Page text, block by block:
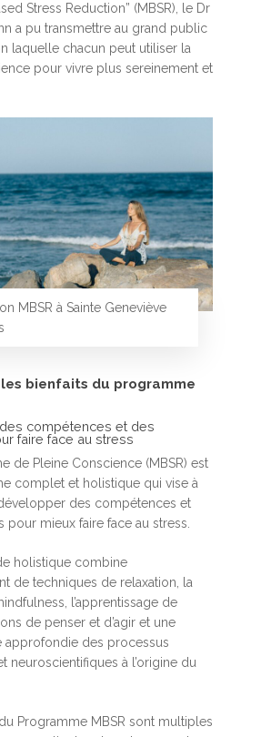
Stress Reduction” (MBSR), le Dr
a pu transmettre au grand public
laquelle chacun peut utiliser la
pour vivre plus sereinement et
MBSR à Sainte Geneviève
bienfaits du programme
compétences et des
faire face au stress
de Pleine Conscience (MBSR) est
complet et holistique qui vise à
des compétences et
pour mieux faire face au stress.
holistique combine
de techniques de relaxation, la
l’apprentissage de
de penser et d’agir et une
approfondie des processus
neuroscientifiques à l’origine du
Programme MBSR sont multiples